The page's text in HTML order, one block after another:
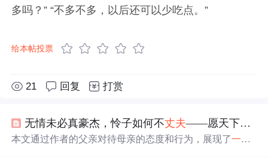
多吗？” “不多不多，以后还可以少吃点。”
给本帖投票
21 回复 打赏
无情未必真豪杰，怜子如何不丈夫——愿天下有情人终成眷属
本文通过作者的父亲对待母亲的态度和行为，展现了一个